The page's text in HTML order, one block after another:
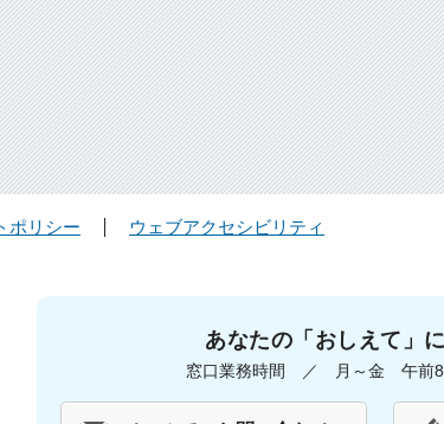
ポリシー ウェブアクセシビリティ
あなたの「おしえて」
窓口業務時間 ／ 月～金 午前8